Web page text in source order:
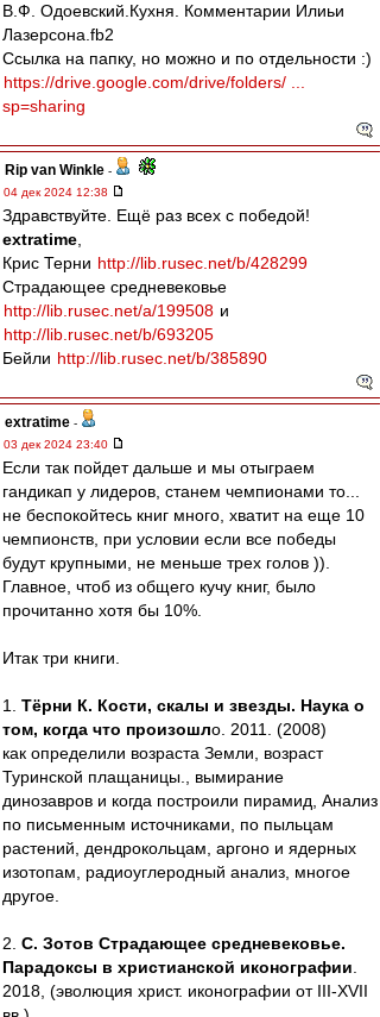
В.Ф. Одоевский.Кухня. Комментарии Илиьи
Лазерсона.fb2
Ссылка на папку, но можно и по отдельности :)
https://drive.google.com/drive/folders/ ...
sp=sharing
Rip van Winkle -
04 дек 2024 12:38
Здравствуйте. Ещё раз всех с победой!
extratime
Крис Терни http://lib.rusec.net/b/428299
Страдающее средневековье
http://lib.rusec.net/a/199508 и
http://lib.rusec.net/b/693205
Бейли http://lib.rusec.net/b/385890
extratime -
03 дек 2024 23:40
Если так пойдет дальше и мы отыграем
гандикап у лидеров, станем чемпионами то...
не беспокойтесь книг много, хватит на еще 10
чемпионств, при условии если все победы
будут крупными, не меньше трех голов )).
Главное, чтоб из общего кучу книг, было
прочитанно хотя бы 10%.
Итак три книги.
1. Тёрни К. Кости, скалы и звезды. Наука о
том, когда что произошло. 2011. (2008)
как определили возраста Земли, возраст
Туринской плащаницы., вымирание
динозавров и когда построили пирамид, Анализ
по письменным источниками, по пыльцам
растений, дендрокольцам, аргоно и ядерных
изотопам, радиоуглеродный анализ, многое
другое.
2. С. Зотов Страдающее средневековье.
Парадоксы в христианской иконографии
2018, (эволюция христ. иконографии от III-XVII